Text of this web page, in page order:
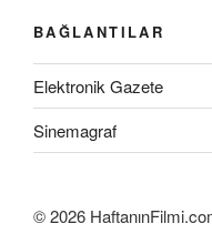
BAĞLANTILAR
Elektronik Gazete
Sinemagraf
©2026